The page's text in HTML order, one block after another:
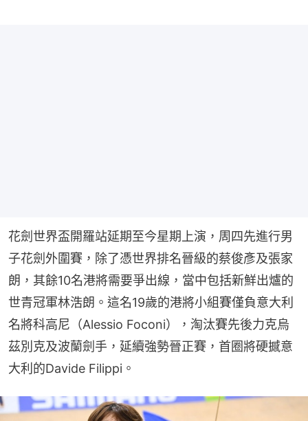
花劍世界盃開羅站延期至今星期上演，周四先進行男
子花劍外圍賽，除了憑世界排名晉級的蔡俊彥及張家
朗，其餘10名港將需要爭出線，當中包括新鮮出爐的
世青冠軍林浩朗。這名19歲的港將小組賽僅負意大利
名將科高尼（Alessio Foconi），淘汰賽先後力克烏
茲別克及波蘭劍手，延續強勢晉正賽，首圈將硬撼意
大利的Davide Filippi。